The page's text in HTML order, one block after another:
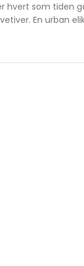
hvert som tiden
En urban